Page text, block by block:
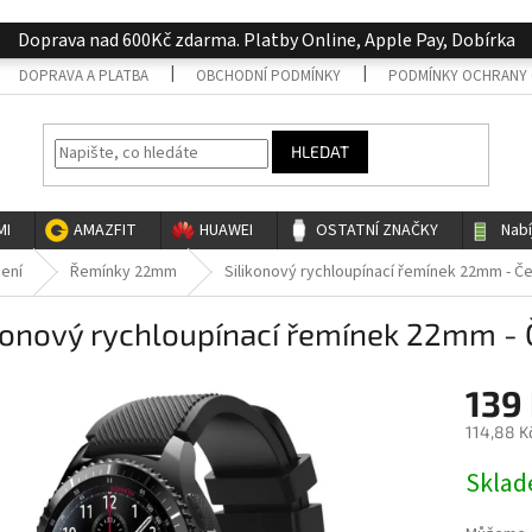
Doprava nad 600Kč zdarma. Platby Online, Apple Pay, Dobírka
DOPRAVA A PLATBA OBCHODNÍ PODMÍNKY PODMÍNKY OCHRANY
HLEDAT
AMAZFIT HUAWEI OSTATNÍ ZNAČKY
Řemínky 22mm Silikonový rychloupínací řemínek 22mm -
rychloupínací řemínek 22mm -
139
114,88
cena: